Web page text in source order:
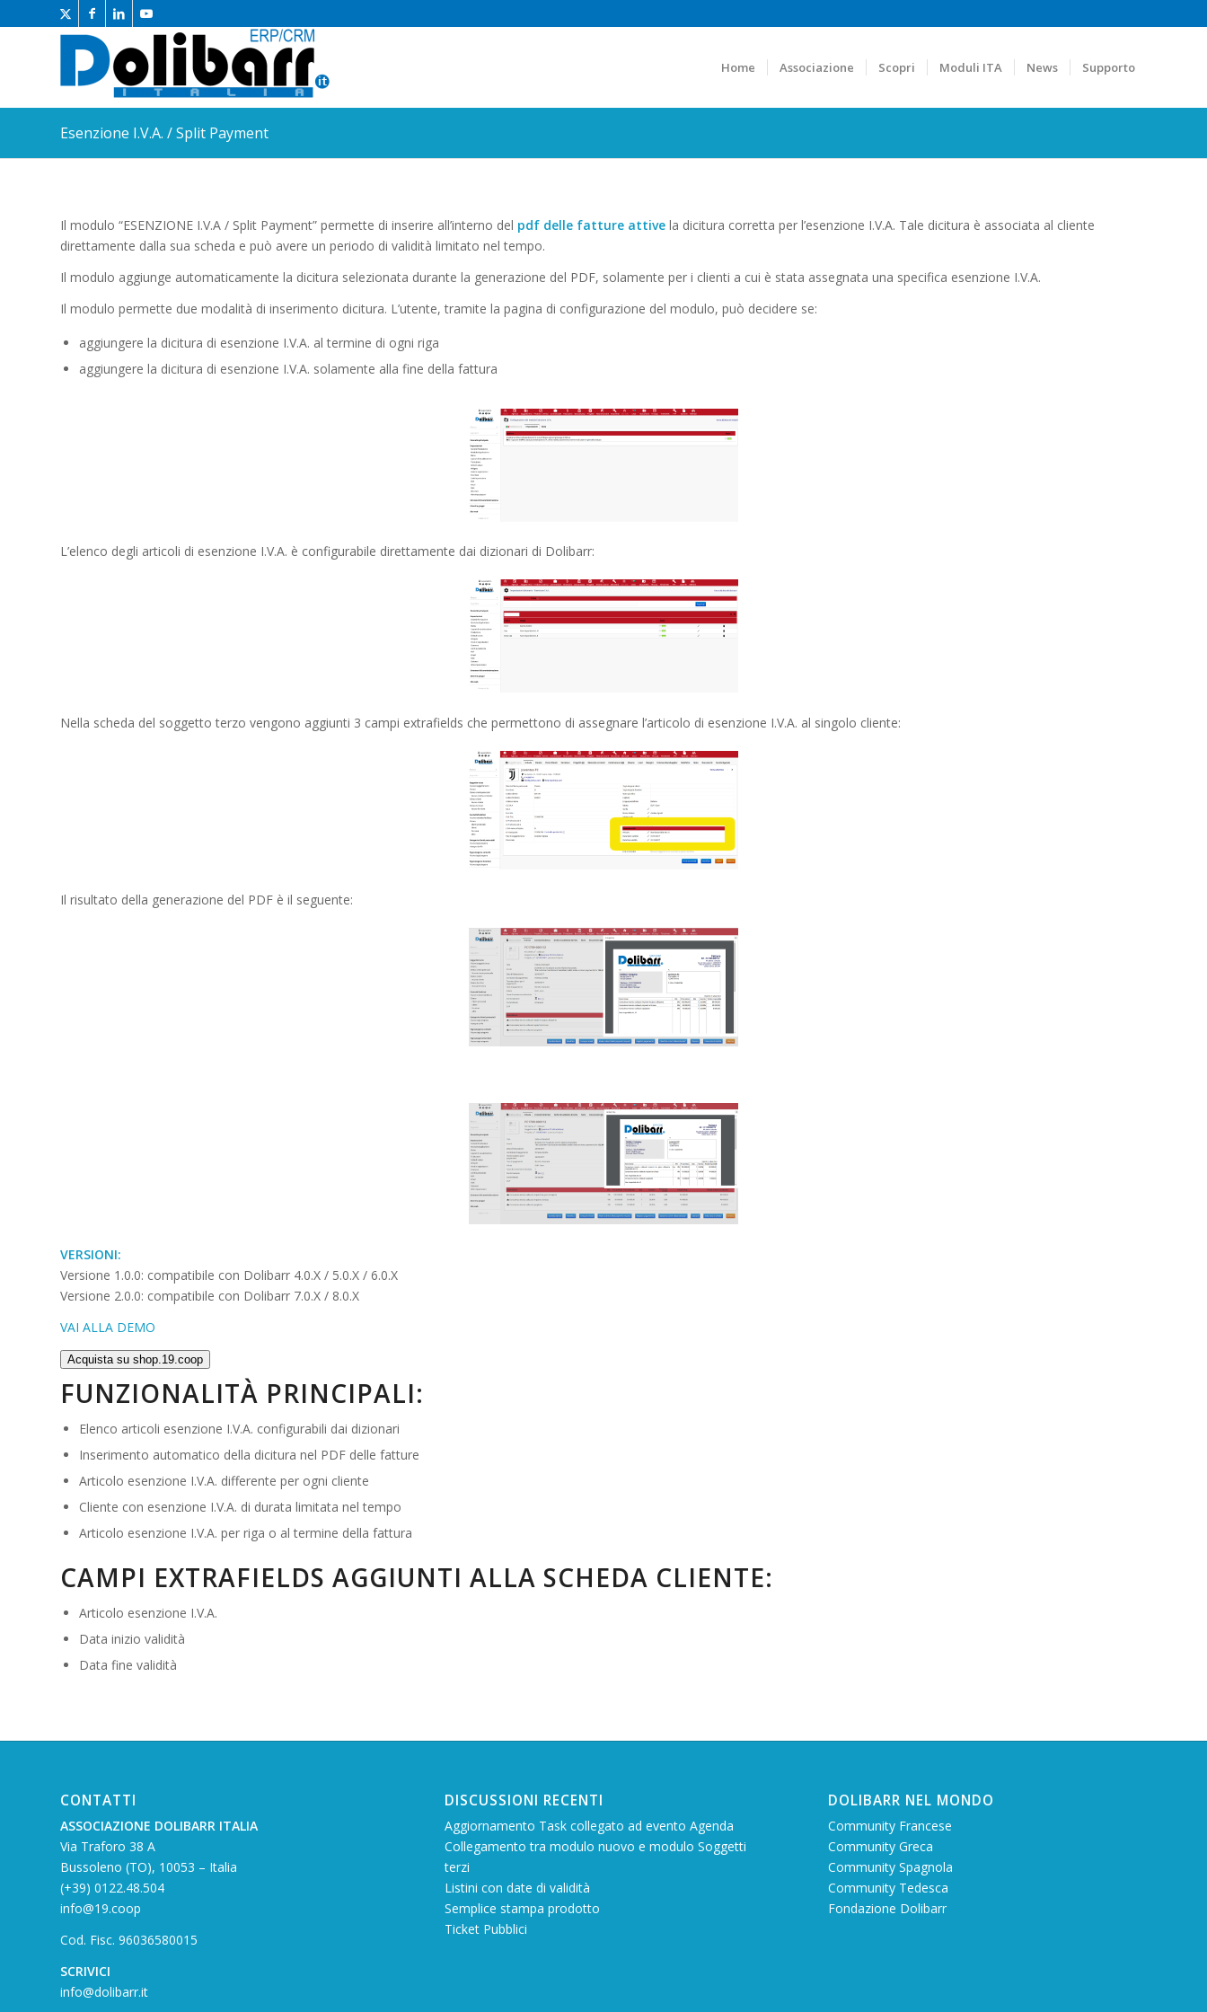
Home Associazione Scopri Moduli ITA News Supporto
Esenzione I.V.A. / Split Payment
Il modulo “ESENZIONE I.V.A / Split Payment” permette di inserire all’interno del pdf delle fatture attive la dicitura corretta per l’esenzione I.V.A. Tale dicitura è associata al cliente
direttamente dalla sua scheda e può avere un periodo di validità limitato nel tempo.
Il modulo aggiunge automaticamente la dicitura selezionata durante la generazione del PDF, solamente per i clienti a cui è stata assegnata una specifica esenzione I.V.A.
Il modulo permette due modalità di inserimento dicitura. L’utente, tramite la pagina di configurazione del modulo, può decidere se:
aggiungere la dicitura di esenzione I.V.A. al termine di ogni riga
aggiungere la dicitura di esenzione I.V.A. solamente alla fine della fattura
L’elenco degli articoli di esenzione I.V.A. è configurabile direttamente dai dizionari di Dolibarr:
Nella scheda del soggetto terzo vengono aggiunti 3 campi extrafields che permettono di assegnare l’articolo di esenzione I.V.A. al singolo cliente:
Il risultato della generazione del PDF è il seguente:
VERSIONI:
Versione 1.0.0: compatibile con Dolibarr 4.0.X / 5.0.X / 6.0.X
Versione 2.0.0: compatibile con Dolibarr 7.0.X / 8.0.X
VAI ALLA DEMO
Acquista su shop.19.coop
FUNZIONALITÀ PRINCIPALI:
Elenco articoli esenzione I.V.A. configurabili dai dizionari
Inserimento automatico della dicitura nel PDF delle fatture
Articolo esenzione I.V.A. differente per ogni cliente
Cliente con esenzione I.V.A. di durata limitata nel tempo
Articolo esenzione I.V.A. per riga o al termine della fattura
CAMPI EXTRAFIELDS AGGIUNTI ALLA SCHEDA CLIENTE:
Articolo esenzione I.V.A.
Data inizio validità
Data fine validità
CONTATTI
ASSOCIAZIONE DOLIBARR ITALIA
Via Traforo 38 A
Bussoleno (TO), 10053 – Italia
(+39) 0122.48.504
info@19.coop
Cod. Fisc. 96036580015
SCRIVICI
info@dolibarr.it
DISCUSSIONI RECENTI
Aggiornamento Task collegato ad evento Agenda
Collegamento tra modulo nuovo e modulo Soggetti
terzi
Listini con date di validità
Semplice stampa prodotto
Ticket Pubblici
DOLIBARR NEL MONDO
Community Francese
Community Greca
Community Spagnola
Community Tedesca
Fondazione Dolibarr